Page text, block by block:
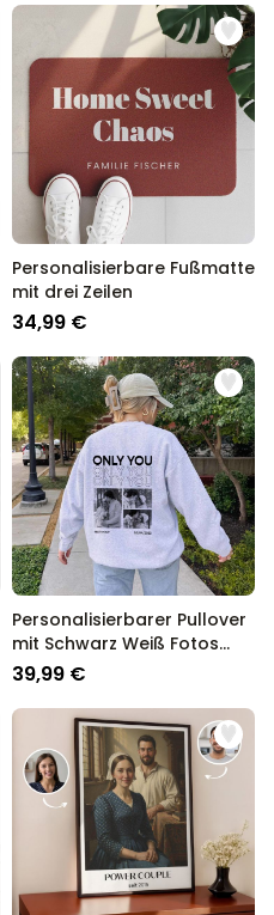
Personalisierbare Fußmatte
mit drei Zeilen
34,99 €
Personalisierbarer Pullover
mit Schwarz Weiß Fotos
und Text
39,99 €